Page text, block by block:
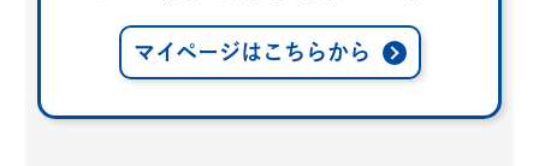
マイページはこちらから